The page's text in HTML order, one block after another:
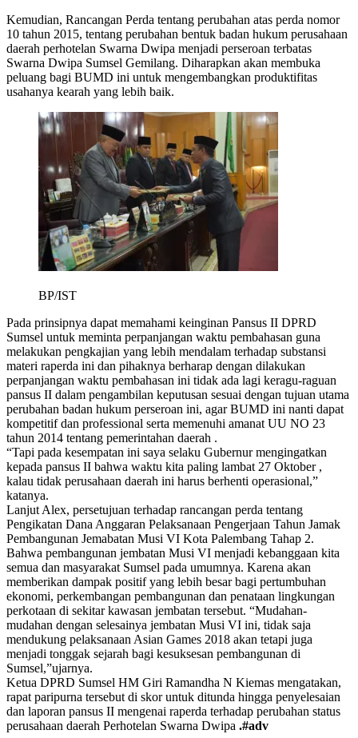
Kemudian, Rancangan Perda tentang perubahan atas perda nomor
10 tahun 2015, tentang perubahan bentuk badan hukum perusahaan
daerah perhotelan Swarna Dwipa menjadi perseroan terbatas
Swarna Dwipa Sumsel Gemilang. Diharapkan akan membuka
peluang bagi BUMD ini untuk mengembangkan produktifitas
usahanya kearah yang lebih baik.
BP/IST
Pada prinsipnya dapat memahami keinginan Pansus II DPRD
Sumsel untuk meminta perpanjangan waktu pembahasan guna
melakukan pengkajian yang lebih mendalam terhadap substansi
materi raperda ini dan pihaknya berharap dengan dilakukan
perpanjangan waktu pembahasan ini tidak ada lagi keragu-raguan
pansus II dalam pengambilan keputusan sesuai dengan tujuan utama
perubahan badan hukum perseroan ini, agar BUMD ini nanti dapat
kompetitif dan professional serta memenuhi amanat UU NO 23
tahun 2014 tentang pemerintahan daerah .
“Tapi pada kesempatan ini saya selaku Gubernur mengingatkan
kepada pansus II bahwa waktu kita paling lambat 27 Oktober ,
kalau tidak perusahaan daerah ini harus berhenti operasional,”
katanya.
Lanjut Alex, persetujuan terhadap rancangan perda tentang
Pengikatan Dana Anggaran Pelaksanaan Pengerjaan Tahun Jamak
Pembangunan Jemabatan Musi VI Kota Palembang Tahap 2.
Bahwa pembangunan jembatan Musi VI menjadi kebanggaan kita
semua dan masyarakat Sumsel pada umumnya. Karena akan
memberikan dampak positif yang lebih besar bagi pertumbuhan
ekonomi, perkembangan pembangunan dan penataan lingkungan
perkotaan di sekitar kawasan jembatan tersebut. “Mudahan-
mudahan dengan selesainya jembatan Musi VI ini, tidak saja
mendukung pelaksanaan Asian Games 2018 akan tetapi juga
menjadi tonggak sejarah bagi kesuksesan pembangunan di
Sumsel,”ujarnya.
Ketua DPRD Sumsel HM Giri Ramandha N Kiemas mengatakan,
rapat paripurna tersebut di skor untuk ditunda hingga penyelesaian
dan laporan pansus II mengenai raperda terhadap perubahan status
perusahaan daerah Perhotelan Swarna Dwipa .#adv